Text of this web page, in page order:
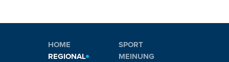
HOME
REGIONAL
SPORT
MEINUNG